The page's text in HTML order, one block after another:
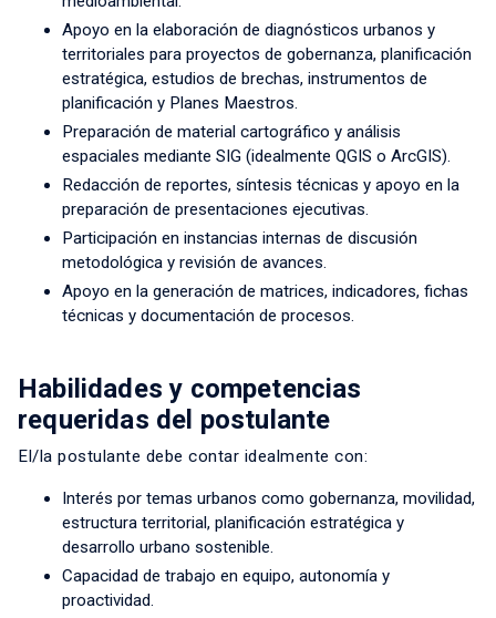
Apoyo en la elaboración de diagnósticos urbanos y
territoriales para proyectos de gobernanza, planificación
estratégica, estudios de brechas, instrumentos de
planificación y Planes Maestros.
Preparación de material cartográfico y análisis
espaciales mediante SIG (idealmente QGIS o ArcGIS).
Redacción de reportes, síntesis técnicas y apoyo en la
preparación de presentaciones ejecutivas.
Participación en instancias internas de discusión
metodológica y revisión de avances.
Apoyo en la generación de matrices, indicadores, fichas
técnicas y documentación de procesos.
Habilidades y competencias
requeridas del postulante
El/la postulante debe contar idealmente con:
Interés por temas urbanos como gobernanza, movilidad,
estructura territorial, planificación estratégica y
desarrollo urbano sostenible.
Capacidad de trabajo en equipo, autonomía y
proactividad.